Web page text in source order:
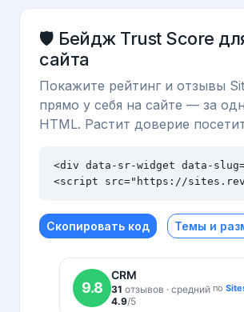
🛡️ Бейдж Trust Score
сайта
Покажите рейтинг и отзывы
прямо у себя на сайте — за
HTML. Растит доверие
<div data-sr-widget data-
<script src="https://
Скопировать код Темы и